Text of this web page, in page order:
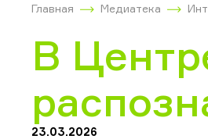
Главная Медиатека
В
23.03.2026